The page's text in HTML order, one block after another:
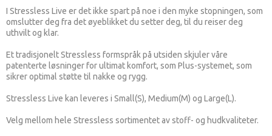
I Stressless Live er det ikke spart på noe i den myke stopningen, som
omslutter deg fra det øyeblikket du setter deg, til du reiser deg
uthvilt og klar.
Et tradisjonelt Stressless formspråk på utsiden skjuler våre
patenterte løsninger for ultimat komfort, som Plus-systemet, som
sikrer optimal støtte til nakke og rygg.
Stressless Live kan leveres i Small(S), Medium(M) og Large(L).
Velg mellom hele Stressless sortimentet av stoff- og hudkvaliteter.